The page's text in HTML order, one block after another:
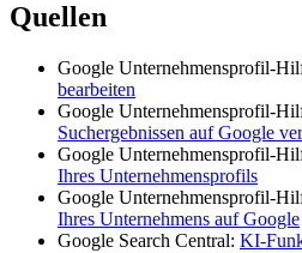
Quellen
Google Unternehmensprofil-
bearbeiten
Google Unternehmensprofil-
Suchergebnissen auf Google
Google Unternehmensprofil-
Ihres Unternehmensprofils
Google Unternehmensprofil-
Ihres Unternehmens auf Google
Google Search Central: KI-